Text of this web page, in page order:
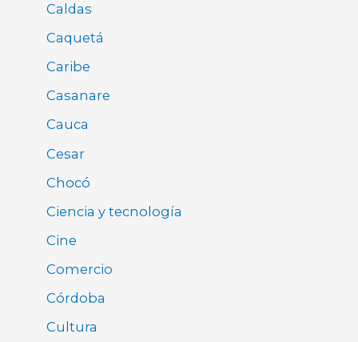
Caldas
Caquetá
Caribe
Casanare
Cauca
Cesar
Chocó
Ciencia y tecnología
Cine
Comercio
Córdoba
Cultura